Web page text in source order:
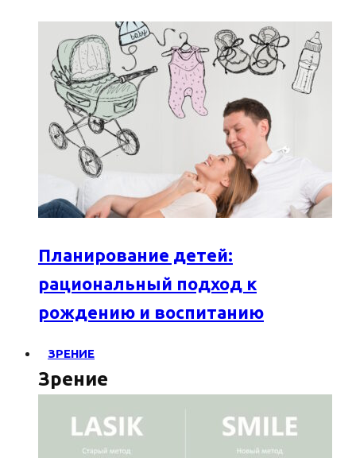
Планирование детей:
рациональный подход к
рождению и воспитанию
ЗРЕНИЕ
Зрение